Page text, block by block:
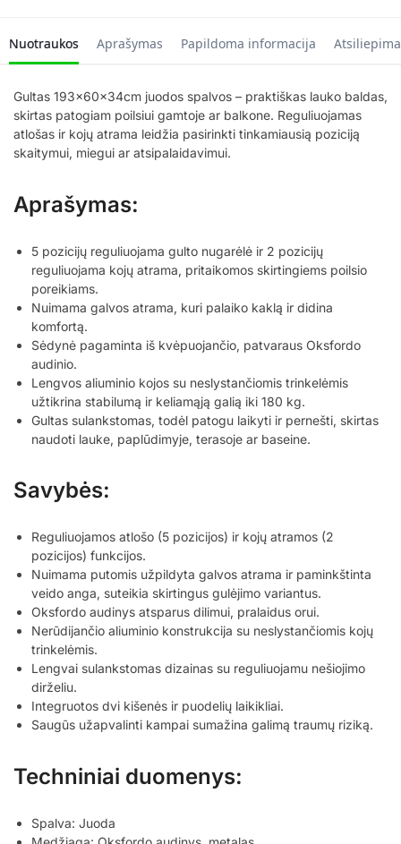
Nuotraukos Aprašymas Papildoma informacija
Gultas 193x60x34cm juodos spalvos – praktiškas lauko baldas,
skirtas patogiam poilsiui gamtoje ar balkone. Reguliuojamas
atlošas ir kojų atrama leidžia pasirinkti tinkamiausią poziciją
skaitymui, miegui ar atsipalaidavimui.
Aprašymas:
5 pozicijų reguliuojama gulto nugarėlė ir 2 pozicijų
reguliuojama kojų atrama, pritaikomos skirtingiems poilsio
poreikiams.
Nuimama galvos atrama, kuri palaiko kaklą ir didina
komfortą.
Sėdynė pagaminta iš kvėpuojančio, patvaraus Oksfordo
audinio.
Lengvos aliuminio kojos su neslystančiomis trinkelėmis
užtikrina stabilumą ir keliamąją galią iki 180 kg.
Gultas sulankstomas, todėl patogu laikyti ir pernešti, skirtas
naudoti lauke, paplūdimyje, terasoje ar baseine.
Savybės:
Reguliuojamos atlošo (5 pozicijos) ir kojų atramos (2
pozicijos) funkcijos.
Nuimama putomis užpildyta galvos atrama ir paminkštinta
veido anga, suteikia skirtingus gulėjimo variantus.
Oksfordo audinys atsparus dilimui, pralaidus orui.
Nerūdijančio aliuminio konstrukcija su neslystančiomis kojų
trinkelėmis.
Lengvai sulankstomas dizainas su reguliuojamu nešiojimo
dirželiu.
Integruotos dvi kišenės ir puodelių laikikliai.
Saugūs užapvalinti kampai sumažina galimą traumų riziką.
Techniniai duomenys:
Spalva: Juoda